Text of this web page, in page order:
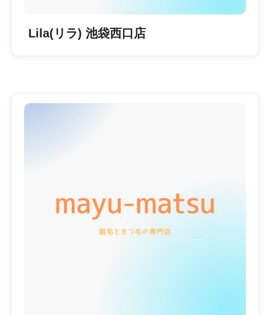
Lila(リラ) 池袋西口店